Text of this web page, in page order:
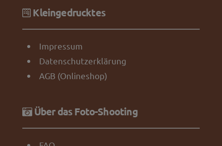
Kleingedrucktes
Impressum
Datenschutzerklärung
AGB (Onlineshop)
Über das Foto-Shooting